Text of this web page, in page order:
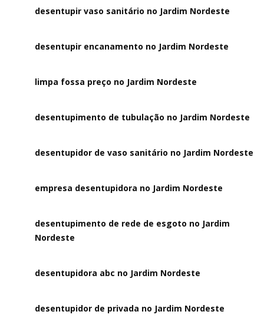
desentupir vaso sanitário no Jardim Nordeste
desentupir encanamento no Jardim Nordeste
limpa fossa preço no Jardim Nordeste
desentupimento de tubulação no Jardim Nordeste
desentupidor de vaso sanitário no Jardim Nordeste
empresa desentupidora no Jardim Nordeste
desentupimento de rede de esgoto no Jardim
Nordeste
desentupidora abc no Jardim Nordeste
desentupidor de privada no Jardim Nordeste